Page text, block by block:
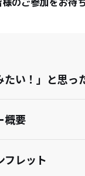
のご参加をお待
たい！」と思っ
概要
フレット